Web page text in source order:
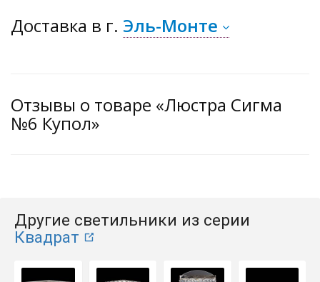
Доставка в г. Эль-Монте
Отзывы о товаре «Люстра Сигма
№6 Купол»
Другие светильники из серии
Квадрат